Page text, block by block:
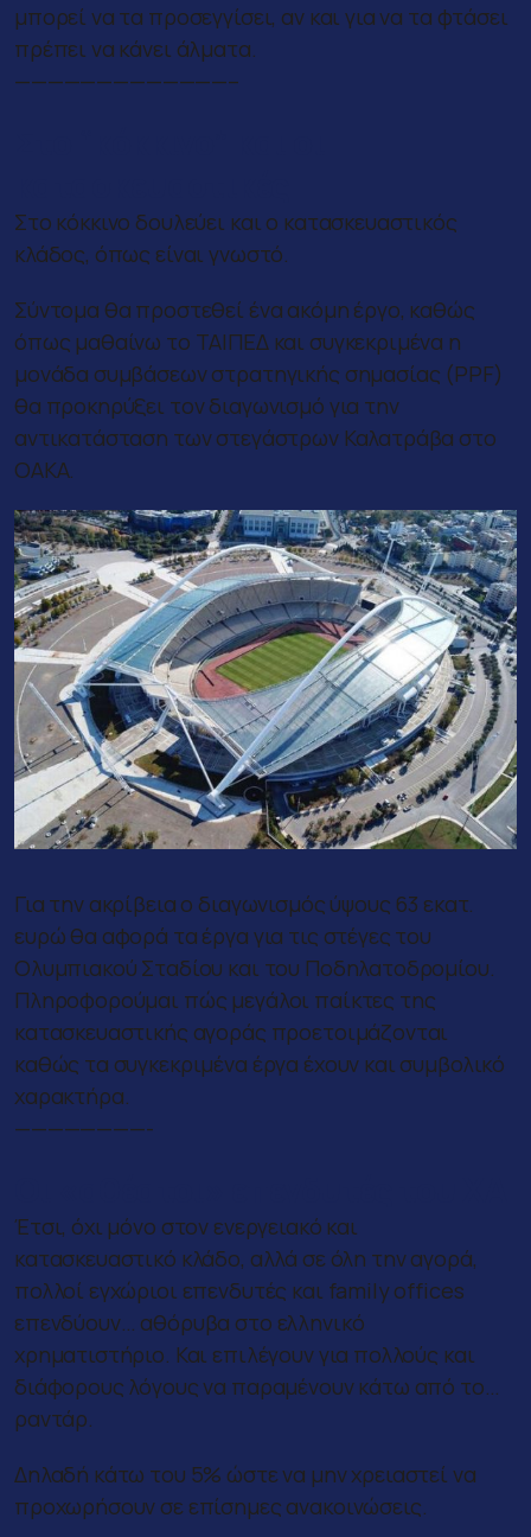
μπορεί να τα προσεγγίσει, αν και για να τα φτάσει
πρέπει να κάνει άλματα.
—————————————–
Στο κόκκινο δουλεύει και ο κατασκευαστικός
κλάδος, όπως είναι γνωστό.
Σύντομα θα προστεθεί ένα ακόμη έργο, καθώς
όπως μαθαίνω το ΤΑΙΠΕΔ και συγκεκριμένα η
μονάδα συμβάσεων στρατηγικής σημασίας (PPF)
θα προκηρύξει τον διαγωνισμό για την
αντικατάσταση των στεγάστρων Καλατράβα στο
ΟΑΚΑ.
Για την ακρίβεια ο διαγωνισμός ύψους 63 εκατ.
ευρώ θα αφορά τα έργα για τις στέγες του
Ολυμπιακού Σταδίου και του Ποδηλατοδρομίου.
Πληροφορούμαι πώς μεγάλοι παίκτες της
κατασκευαστικής αγοράς προετοιμάζονται
καθώς τα συγκεκριμένα έργα έχουν και συμβολικό
χαρακτήρα.
————————-
Έτσι, όχι μόνο στον ενεργειακό και
κατασκευαστικό κλάδο, αλλά σε όλη την αγορά,
πολλοί εγχώριοι επενδυτές και family offices
επενδύουν… αθόρυβα στο ελληνικό
χρηματιστήριο. Και επιλέγουν για πολλούς και
διάφορους λόγους να παραμένουν κάτω από το…
ραντάρ.
Δηλαδή κάτω του 5% ώστε να μην χρειαστεί να
προχωρήσουν σε επίσημες ανακοινώσεις.